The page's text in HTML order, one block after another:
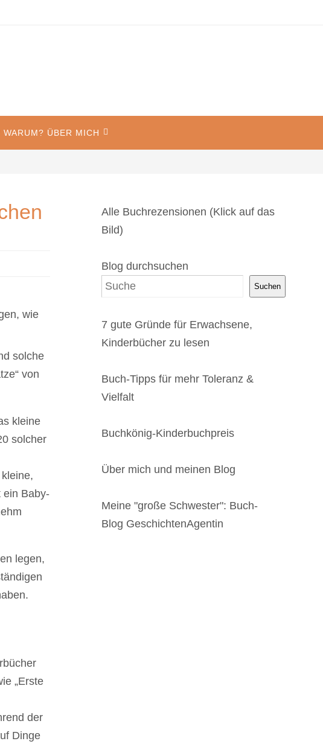
WARUM? ÜBER MICH
solche
von
kleine
solcher
ein Baby-
legen,
„Erste
der
Dinge
Alle Buchrezensionen (Klick auf das
Bild)
Blog durchsuchen
Suchen
7 gute Gründe für Erwachsene,
Kinderbücher zu lesen
Buch-Tipps für mehr Toleranz &
Vielfalt
Buchkönig-Kinderbuchpreis
Über mich und meinen Blog
Meine "große Schwester": Buch-
Blog GeschichtenAgentin